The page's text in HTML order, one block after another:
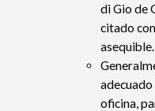
di Gio de
citado
asequible.
oficina,